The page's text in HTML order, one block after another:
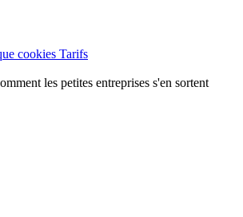
cookies Tarifs
les petites entreprises s'en sortent